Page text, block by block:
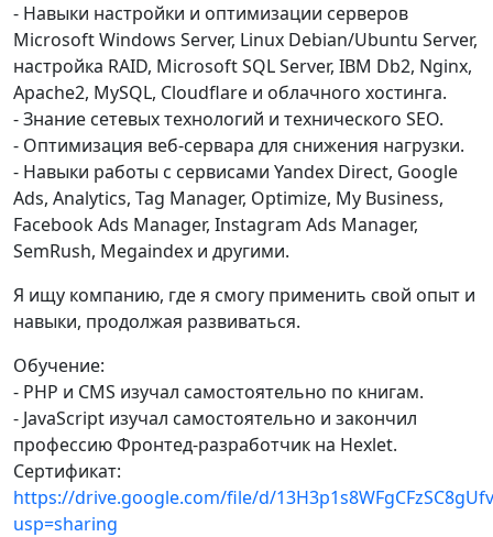
- Навыки настройки и оптимизации серверов
Microsoft Windows Server, Linux Debian/Ubuntu Server,
настройка RAID, Microsoft SQL Server, IBM Db2, Nginx,
Apache2, MySQL, Cloudflare и облачного хостинга.
- Знание сетевых технологий и технического SEO.
- Оптимизация веб-сервара для снижения нагрузки.
- Навыки работы с сервисами Yandex Direct, Google
Ads, Analytics, Tag Manager, Optimize, My Business,
Facebook Ads Manager, Instagram Ads Manager,
SemRush, Megaindex и другими.
Я ищу компанию, где я смогу применить свой опыт и
навыки, продолжая развиваться.
Обучение:
- PHP и CMS изучал самостоятельно по книгам.
- JavaScript изучал самостоятельно и закончил
профессию Фронтед-разработчик на Hexlet.
Сертификат:
https://drive.google.com/file/d/
usp=sharing